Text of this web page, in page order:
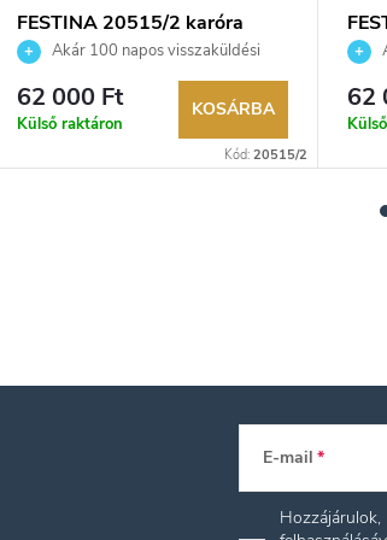
FESTINA 20515/2 karóra
Akár 100 napos visszaküldési
lehetőség. Hivatalos márkakereskedő.
62 000 Ft
Külső raktáron
KOSÁRBA
Kód: 20515/2
62
E-mail